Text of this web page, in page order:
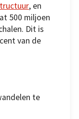
, en
500 miljoen
Dit is
van de
te